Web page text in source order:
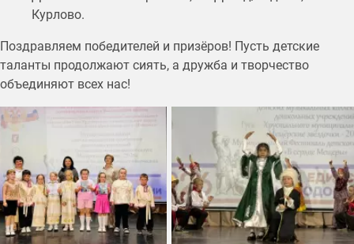
Курлово.
Поздравляем победителей и призёров! Пусть детские
таланты продолжают сиять, а дружба и творчество
объединяют всех нас!